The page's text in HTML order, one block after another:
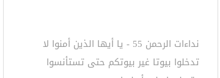
نداءات الرحمن 55 - يا أيها الذين أمنوا لا
تدخلوا بيوتا غير بيوتكم حتى تستأنسوا